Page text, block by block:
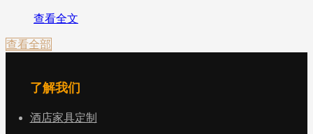
查看全文
查看全部
了解我们
酒店家具定制